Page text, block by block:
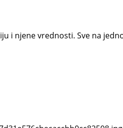
i njene vrednosti. Sve na